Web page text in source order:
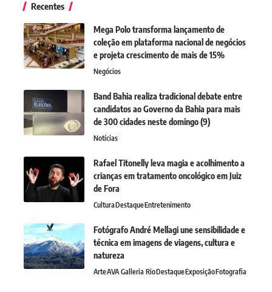
Recentes
Mega Polo transforma lançamento de
coleção em plataforma nacional de negócios
e projeta crescimento de mais de 15%
Negócios
Band Bahia realiza tradicional debate entre
candidatos ao Governo da Bahia para mais
de 300 cidades neste domingo (9)
Notícias
Rafael Titonelly leva magia e acolhimento a
crianças em tratamento oncológico em Juiz
de Fora
CulturaDestaqueEntretenimento
Fotógrafo André Mellagi une sensibilidade e
técnica em imagens de viagens, cultura e
natureza
ArteAVA Galleria RioDestaqueExposiçãoFotografia